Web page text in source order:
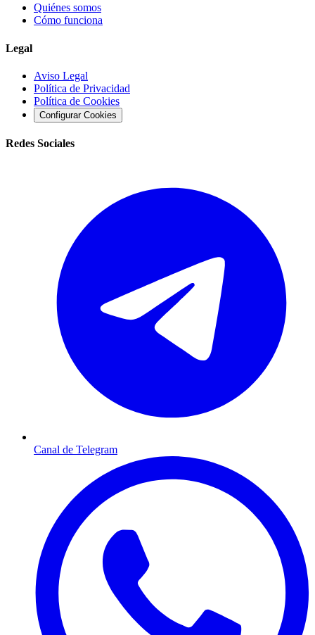
Quiénes somos
Cómo funciona
Legal
Aviso Legal
Política de Privacidad
Política de Cookies
Configurar Cookies
Redes Sociales
Canal de Telegram